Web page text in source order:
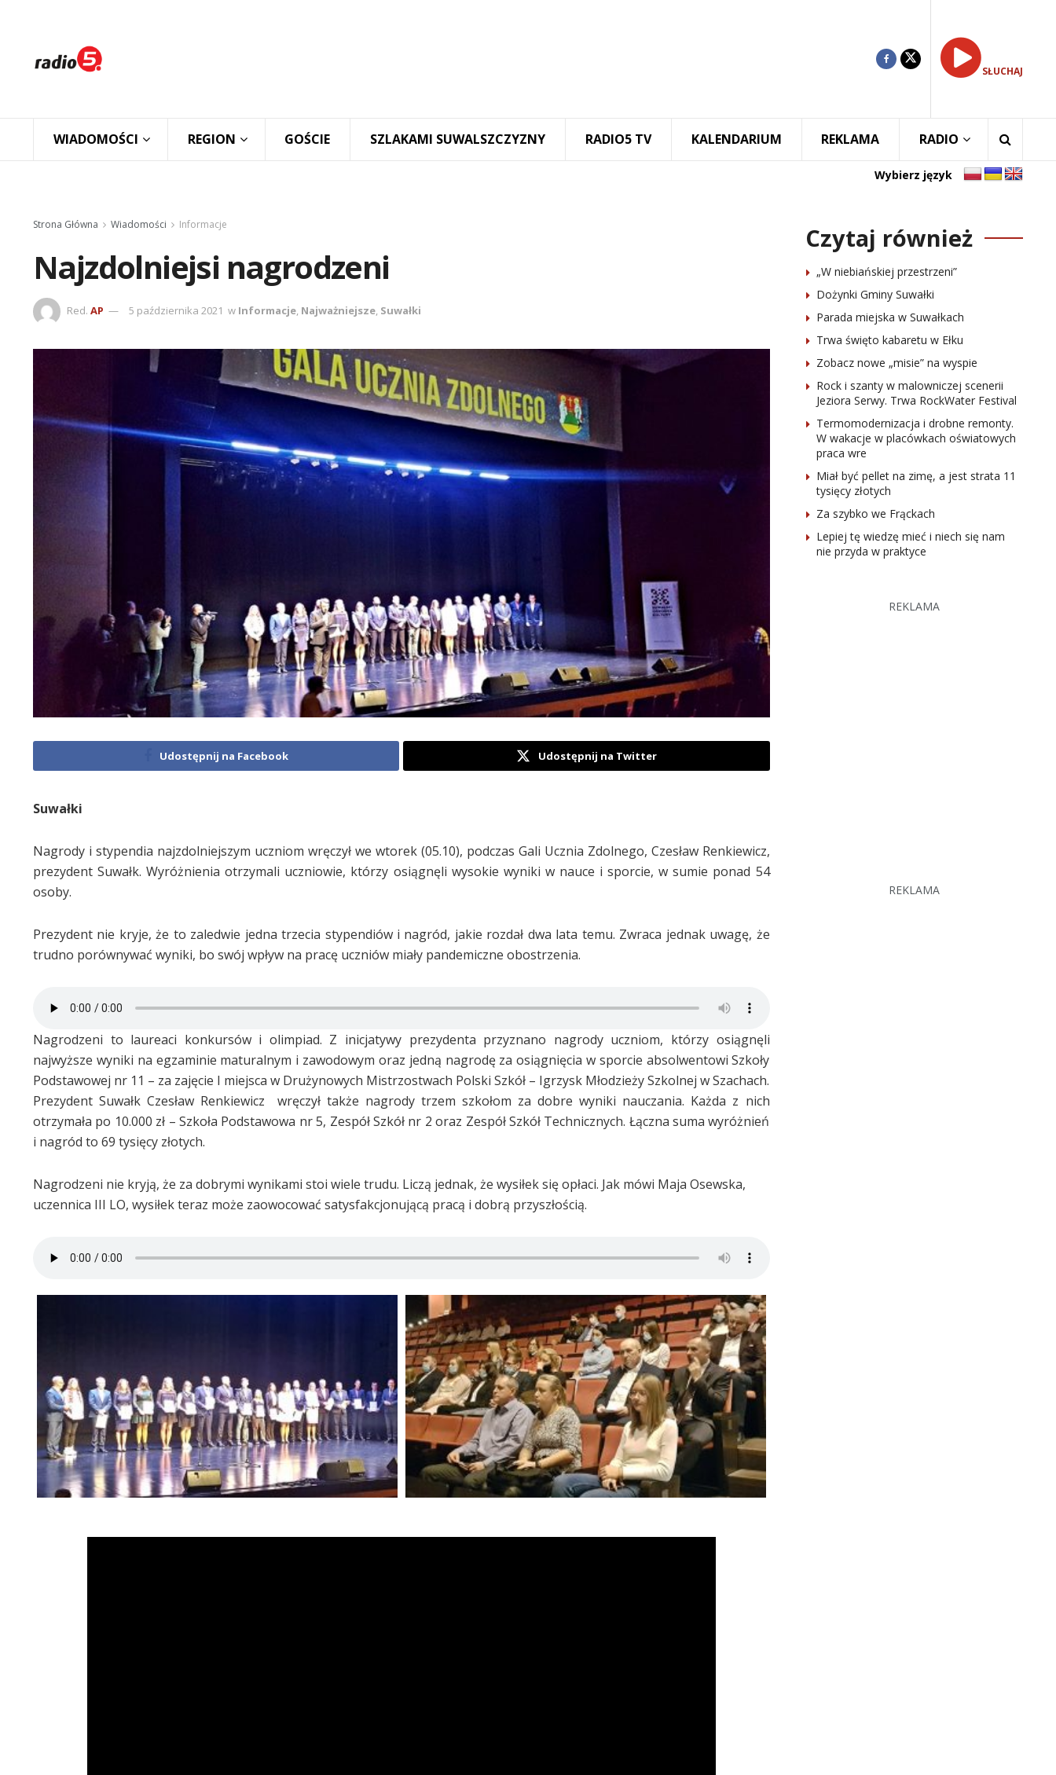
SŁUCHAJ
WIADOMOŚCI REGION GOŚCIE SZLAKAMI SUWALSZCZYZNY RADIO5 TV KALENDARIUM REKLAMA RADIO
Wybierz język
Strona Główna Wiadomości Informacje
Najzdolniejsi nagrodzeni
Red. AP 5 października 2021 w Informacje, Najważniejsze, Suwałki
Udostępnij na Facebook Udostępnij na Twitter
Suwałki
Nagrody i stypendia najzdolniejszym uczniom wręczył we wtorek (05.10), podczas Gali Ucznia Zdolnego, Czesław Renkiewicz,
prezydent Suwałk. Wyróżnienia otrzymali uczniowie, którzy osiągnęli wysokie wyniki w nauce i sporcie, w sumie ponad 54
osoby.
Prezydent nie kryje, że to zaledwie jedna trzecia stypendiów i nagród, jakie rozdał dwa lata temu. Zwraca jednak uwagę, że
trudno porównywać wyniki, bo swój wpływ na pracę uczniów miały pandemiczne obostrzenia.
Nagrodzeni to laureaci konkursów i olimpiad. Z inicjatywy prezydenta przyznano nagrody uczniom, którzy osiągnęli
najwyższe wyniki na egzaminie maturalnym i zawodowym oraz jedną nagrodę za osiągnięcia w sporcie absolwentowi Szkoły
Podstawowej nr 11 – za zajęcie I miejsca w Drużynowych Mistrzostwach Polski Szkół – Igrzysk Młodzieży Szkolnej w Szachach.
Prezydent Suwałk Czesław Renkiewicz wręczył także nagrody trzem szkołom za dobre wyniki nauczania. Każda z nich
otrzymała po 10.000 zł – Szkoła Podstawowa nr 5, Zespół Szkół nr 2 oraz Zespół Szkół Technicznych. Łączna suma wyróżnień
i nagród to 69 tysięcy złotych.
Nagrodzeni nie kryją, że za dobrymi wynikami stoi wiele trudu. Liczą jednak, że wysiłek się opłaci. Jak mówi Maja Osewska,
uczennica III LO, wysiłek teraz może zaowocować satysfakcjonującą pracą i dobrą przyszłością.
Czytaj również
„W niebiańskiej przestrzeni”
Dożynki Gminy Suwałki
Parada miejska w Suwałkach
Trwa święto kabaretu w Ełku
Zobacz nowe „misie” na wyspie
Rock i szanty w malowniczej scenerii
Jeziora Serwy. Trwa RockWater Festival
Termomodernizacja i drobne remonty.
W wakacje w placówkach oświatowych
praca wre
Miał być pellet na zimę, a jest strata 11
tysięcy złotych
Za szybko we Frąckach
Lepiej tę wiedzę mieć i niech się nam
nie przyda w praktyce
REKLAMA
REKLAMA